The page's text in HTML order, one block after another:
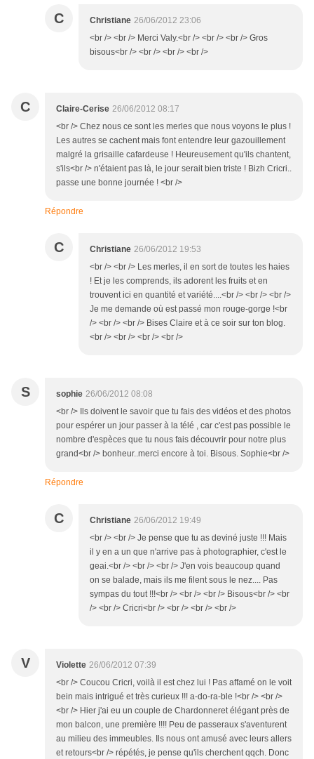
C Christiane 26/06/2012 23:06
<br /> <br /> Merci Valy.<br /> <br /> <br /> Gros
bisous<br /> <br /> <br /> <br />
C Claire-Cerise 26/06/2012 08:17
<br /> Chez nous ce sont les merles que nous voyons le plus !
Les autres se cachent mais font entendre leur gazouillement
malgré la grisaille cafardeuse ! Heureusement qu'ils chantent,
s'ils<br /> n'étaient pas là, le jour serait bien triste ! Bizh Cricri..
passe une bonne journée ! <br />
Répondre
C Christiane 26/06/2012 19:53
<br /> <br /> Les merles, il en sort de toutes les haies
! Et je les comprends, ils adorent les fruits et en
trouvent ici en quantité et variété....<br /> <br /> <br />
Je me demande où est passé mon rouge-gorge !<br
/> <br /> <br /> Bises Claire et à ce soir sur ton blog.
<br /> <br /> <br /> <br />
S sophie 26/06/2012 08:08
<br /> Ils doivent le savoir que tu fais des vidéos et des photos
pour espérer un jour passer à la télé , car c'est pas possible le
nombre d'espèces que tu nous fais découvrir pour notre plus
grand<br /> bonheur..merci encore à toi. Bisous. Sophie<br />
Répondre
C Christiane 26/06/2012 19:49
<br /> <br /> Je pense que tu as deviné juste !!! Mais
il y en a un que n'arrive pas à photographier, c'est le
geai.<br /> <br /> <br /> J'en vois beaucoup quand
on se balade, mais ils me filent sous le nez.... Pas
sympas du tout !!!<br /> <br /> <br /> Bisous<br /> <br
/> <br /> Cricri<br /> <br /> <br /> <br />
V Violette 26/06/2012 07:39
<br /> Coucou Cricri, voilà il est chez lui ! Pas affamé on le voit
bein mais intrigué et très curieux !!! a-do-ra-ble !<br /> <br />
<br /> Hier j'ai eu un couple de Chardonneret élégant près de
mon balcon, une première !!!! Peu de passeraux s'aventurent
au milieu des immeubles. Ils nous ont amusé avec leurs allers
et retours<br /> répétés, je pense qu'ils cherchent qqch. Donc